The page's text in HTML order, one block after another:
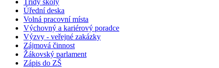
Třídy školy
Úřední deska
Volná pracovní místa
Výchovný a kariérový poradce
Výzvy - veřejné zakázky
Zájmová činnost
Žákovský parlament
Zápis do ZŠ